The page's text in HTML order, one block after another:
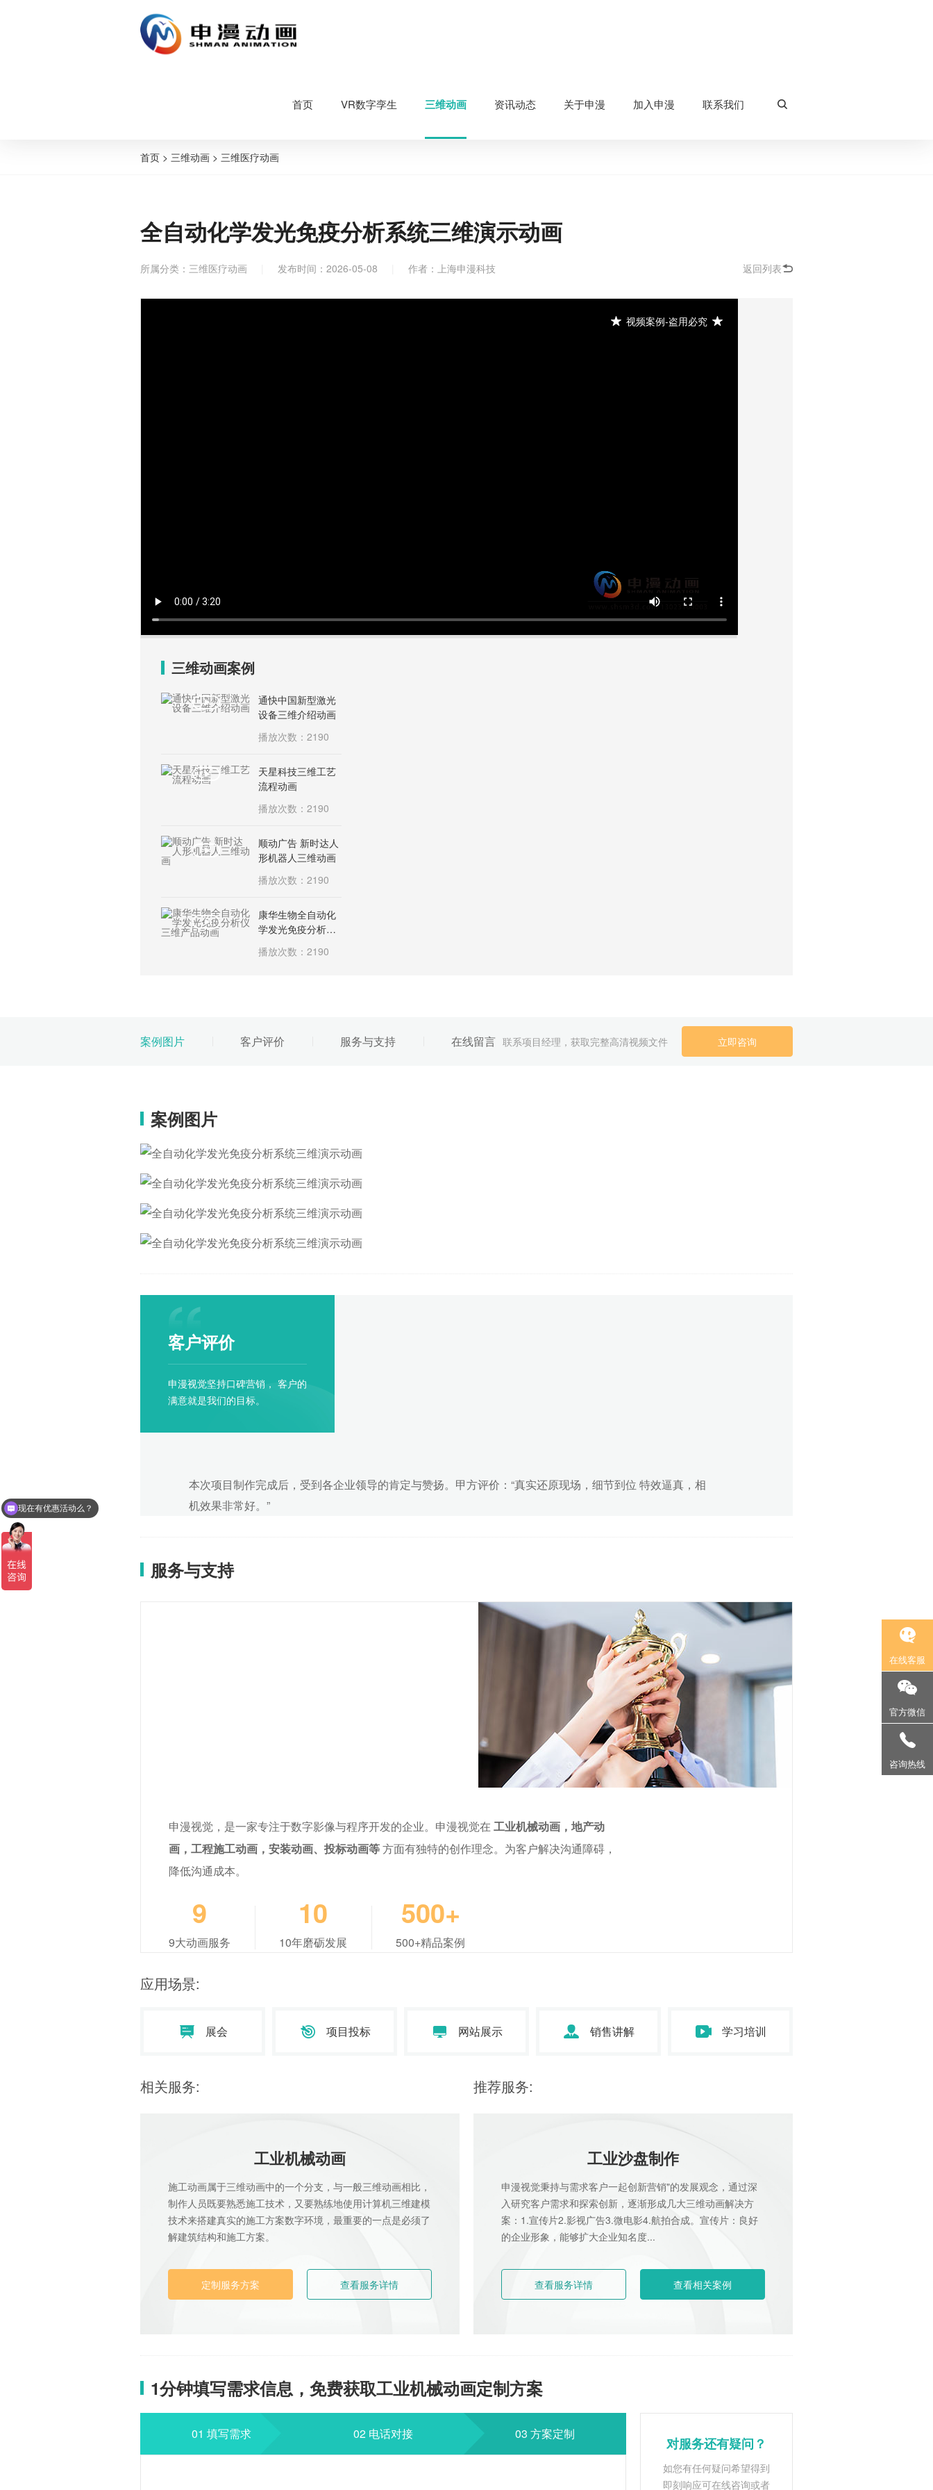
首页 VR数字孪生 三维动画 资讯动态 关于申漫 加入申漫 联系我们
首页 > 三维动画 > 三维医疗动画
全自动化学发光免疫分析系统三维演示动画
所属分类： 三维医疗动画 发布时间：2026-05-08 作者：上海申漫科技 返回列表
视频案例-盗用必究
三维动画案例
通快中国新型激光
设备三维介绍动画
播放次数：2190
天星科技三维工艺
流程动画
播放次数：2190
顺动广告 新时达人
形机器人三维动画
播放次数：2190
康华生物全自动化
学发光免疫分析仪
三维产品动画
播放次数：2190
疫分析系统三维演
播放次数：2190
播放次数：2190
融合器演示动画
移动CT全科类救护
车演示动画
三维种植牙演示动
超声高频外科集成
播放次数：2190
案例图片 客户评价 服务与支持 在线留言 联系项目经理，获取完整高清视频文件 立即咨询
案例图片
客户评价
申漫视觉坚持口碑营销， 客户的
满意就是我们的目标。
本次项目制作完成后，受到各企业领导的肯定与赞扬。甲方评价：“真实还原现场，细节到位 特效逼真，相
机效果非常好。”
服务与支持
申漫视觉，是一家专注于数字影像与程序开发的企业。申漫视觉在 工业机械动画，地产动
画，工程施工动画，安装动画、投标动画等方面有独特的创作理念。为客户解决沟通障碍，
降低沟通成本。
9
9大动画服务
10
10年磨砺发展
500+
500+精品案例
应用场景:
展会 项目投标 网站展示 销售讲解 学习培训
相关服务:
工业机械动画
施工动画属于三维动画中的一个分支，与一般三维动画相比，
制作人员既要熟悉施工技术，又要熟练地使用计算机三维建模
技术来搭建真实的施工方案数字环境，最重要的一点是必须了
解建筑结构和施工方案。
定制服务方案 查看服务详情
推荐服务:
工业沙盘制作
申漫视觉秉持与需求客户一起创新营销"的发展观念，通过深
入研究客户需求和探索创新，逐渐形成几大三维动画解决方
案：1.宣传片2.影视广告3.微电影4.航拍合成。宣传片：良好
的企业形象，能够扩大企业知名度...
查看服务详情 查看相关案例
1分钟填写需求信息，免费获取工业机械动画定制方案
01 填写需求 02 电话对接 03 方案定制
对服务还有疑问？
如您有任何疑问希望得到
即刻响应可在线咨询或者
在线客服
官方微信
咨询热线
现在有优惠活动么？